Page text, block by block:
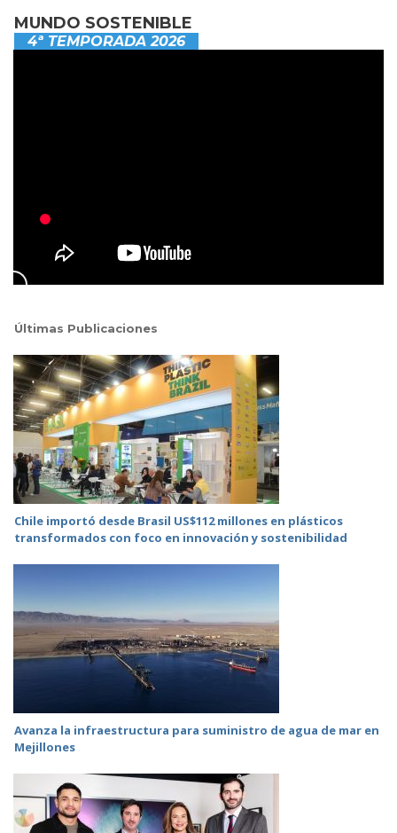
MUNDO SOSTENIBLE
4ª TEMPORADA 2026
Últimas Publicaciones
Chile importó desde Brasil US$112 millones en plásticos
transformados con foco en innovación y sostenibilidad
Avanza la infraestructura para suministro de agua de mar en
Mejillones